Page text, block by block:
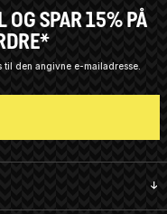
OG SPAR 15% PÅ
til den angivne e-mailadresse.